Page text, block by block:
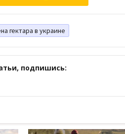
гектара в украине
подпишись: